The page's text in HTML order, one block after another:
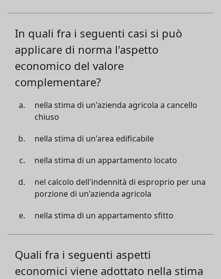
In quali fra i seguenti casi si può
applicare di norma l'aspetto
economico del valore
complementare?
nella stima di un'azienda agricola a cancello
chiuso
nella stima di un'area edificabile
nella stima di un appartamento locato
nel calcolo dell'indennità di esproprio per una
porzione di un'azienda agricola
nella stima di un appartamento sfitto
Quali fra i seguenti aspetti
economici viene adottato nella stima